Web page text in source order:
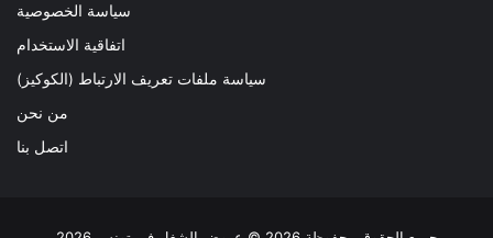
سياسة الخصوصية
اتفاقية الاستخدام
سياسة ملفات تعريف الارتباط (الكوكيز)
من نحن
اتصل بنا